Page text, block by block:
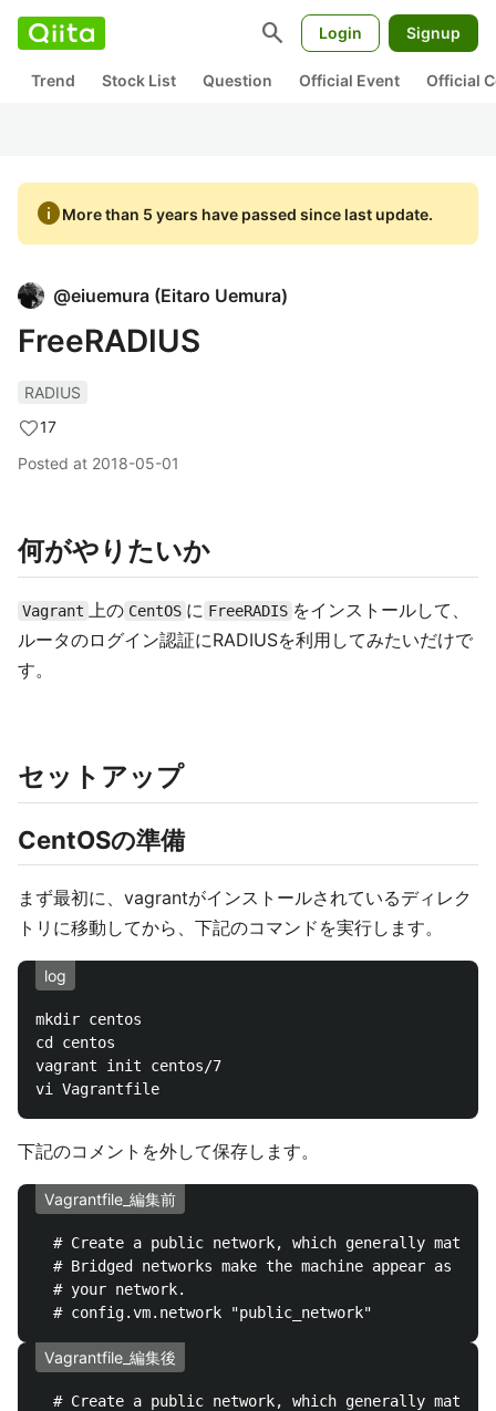
search Login Signup
Trend Stock List Question Official Event Official
infoMore than 5 years have passed since last update.
@eiuemura (Eitaro Uemura)
FreeRADIUS
RADIUS
17
Posted at 2018-05-01
何がやりたいか
Vagrant 上の CentOS に FreeRADIS をインストールして、
ルータのログイン認証にRADIUSを利用してみたいだけで
す。
セットアップ
CentOSの準備
まず最初に、vagrantがインストールされているディレク
トリに移動してから、下記のコマンドを実行します。
log
mkdir centos
cd centos
vagrant init centos/7
下記のコメントを外して保存します。
Vagrantfile_編集前
# Create a public network, which generally
# Bridged networks make the machine appear as
  # your network.
Vagrantfile_編集後
# Create a public network, which generally